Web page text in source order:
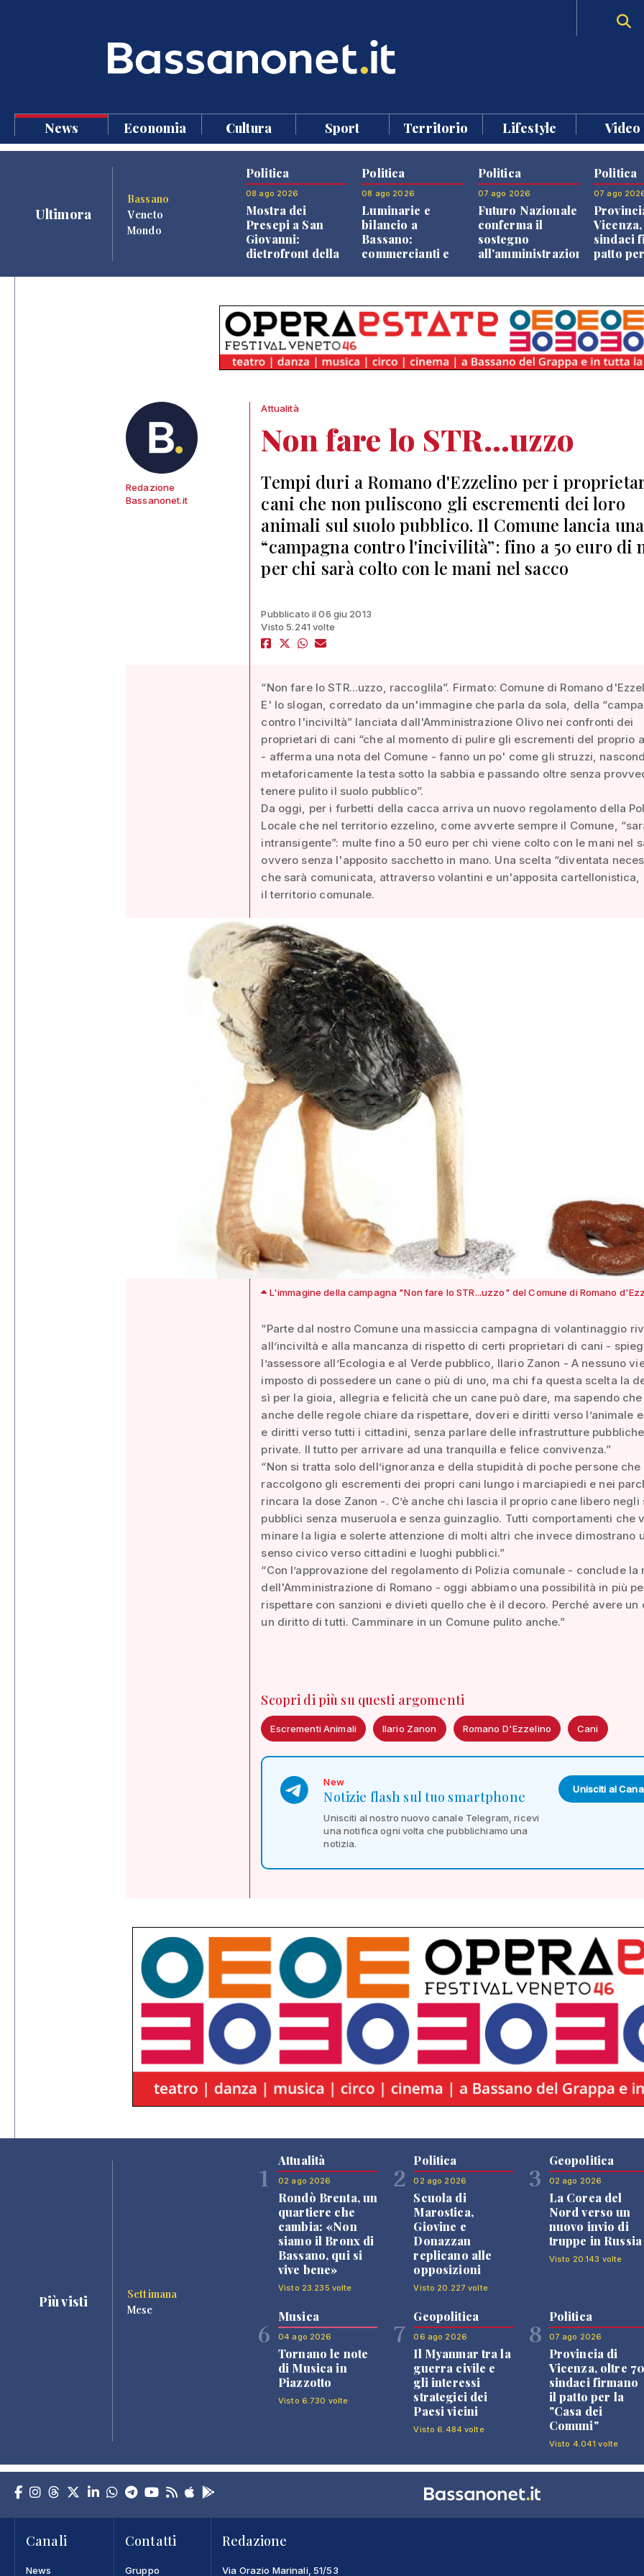
News Economia Cultura Sport Territorio Lifestyle Video
Ultimora
Bassano
Veneto
Mondo
Politica
08 ago 2026
Mostra dei
Presepi a San
Giovanni:
dietrofront della
Politica
08 ago 2026
Luminarie e
bilancio a
Bassano:
commercianti e
Politica
07 ago 2026
Futuro Nazionale
conferma il
sostegno
all'amministrazione
Politica
07 ago
sindaci
patto
Redazione
Bassanonet.it
Attualità
Non fare lo STR...uzzo
Tempi duri a Romano d'Ezzelino per i
cani che non puliscono gli escrementi dei loro
animali sul suolo pubblico. Il Comune lancia una
“campagna contro l'incivilità”: fino a 50 euro di
per chi sarà colto con le mani nel sacco
Pubblicato il 06 giu 2013
Visto 5.241 volte
“Non fare lo STR...uzzo, raccoglila”. Firmato: Comune di Romano
E' lo slogan, corredato da un'immagine che parla da sola, della
contro l'inciviltà” lanciata dall'Amministrazione Olivo nei confronti dei
proprietari di cani “che al momento di pulire gli escrementi del proprio
- afferma una nota del Comune - fanno un po' come gli struzzi,
metaforicamente la testa sotto la sabbia e passando oltre senza
tenere pulito il suolo pubblico”.
Da oggi, per i furbetti della cacca arriva un nuovo regolamento della
Locale che nel territorio ezzelino, come avverte sempre il Comune,
intransigente”: multe fino a 50 euro per chi viene colto con le mani nel
ovvero senza l'apposito sacchetto in mano. Una scelta “diventata
che sarà comunicata, attraverso volantini e un'apposita cartellonistica,
il territorio comunale.
L'immagine della campagna "Non fare lo STR...uzzo" del Comune di Romano
“Parte dal nostro Comune una massiccia campagna di volantinaggio
all’inciviltà e alla mancanza di rispetto di certi proprietari di cani -
l’assessore all’Ecologia e al Verde pubblico, Ilario Zanon - A nessuno
imposto di possedere un cane o più di uno, ma chi fa questa scelta la
sì per la gioia, allegria e felicità che un cane può dare, ma sapendo
anche delle regole chiare da rispettare, doveri e diritti verso l’animale
e diritti verso tutti i cittadini, senza parlare delle infrastrutture
private. Il tutto per arrivare ad una tranquilla e felice convivenza.”
“Non si tratta solo dell’ignoranza e della stupidità di poche persone che
raccolgono gli escrementi dei propri cani lungo i marciapiedi e nei
rincara la dose Zanon -. C’è anche chi lascia il proprio cane libero negli
pubblici senza museruola e senza guinzaglio. Tutti comportamenti che
minare la ligia e solerte attenzione di molti altri che invece dimostrano
senso civico verso cittadini e luoghi pubblici.”
“Con l’approvazione del regolamento di Polizia comunale - conclude la
dell'Amministrazione di Romano - oggi abbiamo una possibilità in più
rispettare con sanzioni e divieti quello che è il decoro. Perché avere un
un diritto di tutti. Camminare in un Comune pulito anche.”
Scopri di più su questi argomenti
Escrementi Animali Ilario Zanon Romano D'Ezzelino Cani
New
Notizie flash sul tuo smartphone
Unisciti al nostro nuovo canale Telegram, ricevi
una notifica ogni volta che pubblichiamo una
notizia.
Unisciti al
Più visti
Settimana
Mese
1
Attualità
02 ago 2026
Rondò Brenta, un
quartiere che
cambia: «Non
siamo il Bronx di
Bassano, qui si
vive bene»
Visto 23.235 volte
2
Politica
02 ago 2026
Scuola di
Marostica,
Giovine e
Donazzan
replicano alle
opposizioni
Visto 20.227 volte
3
Geopolitica
02 ago 2026
La Corea del
Nord verso un
nuovo invio di
truppe in Russia
Visto 20.143 volte
6
Musica
04 ago 2026
Tornano le note
di Musica in
Piazzotto
Visto 6.730 volte
7
Geopolitica
06 ago 2026
Il Myanmar tra la
guerra civile e
gli interessi
strategici dei
Paesi vicini
Visto 6.484 volte
8
Politica
07 ago 2026
Provincia di
Vicenza, oltre
sindaci firmano
il patto per la
"Casa dei
Comuni"
Visto 4.041 volte
Canali
News
Contatti
Gruppo
Redazione
Via Orazio Marinali, 51/53